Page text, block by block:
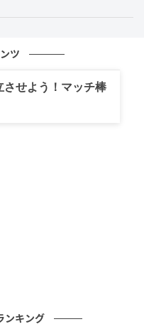
されたまとめ髪が、
気が印象的です。
ツ
させよう！マッチ棒
ンキング